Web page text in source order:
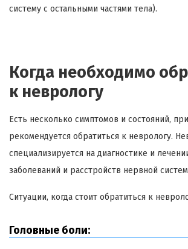
систему с остальными частями тела).
Когда необходимо
к неврологу
Есть несколько симптомов и состояний,
рекомендуется обратиться к неврологу.
специализируется на диагностике и
заболеваний и расстройств нервной
Ситуации, когда стоит обратиться к
Головные боли: